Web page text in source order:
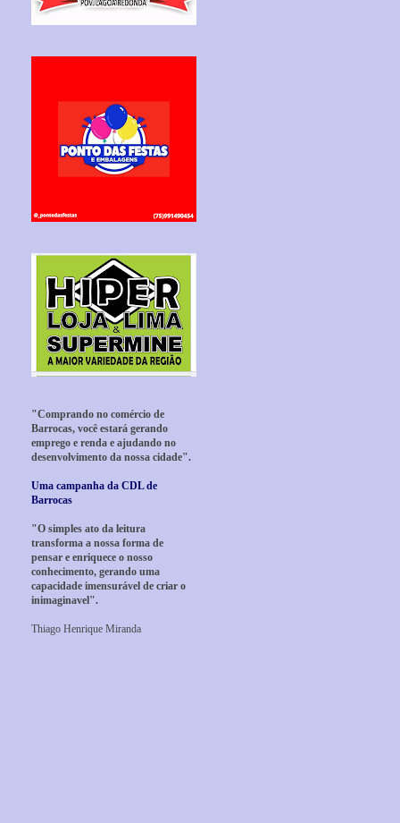
"Comprando no comércio de
Barrocas, você estará gerando
emprego e renda e ajudando no
desenvolvimento da nossa cidade".
Uma campanha da CDL de
Barrocas
"O simples ato da leitura
transforma a nossa forma de
pensar e enriquece o nosso
conhecimento, gerando uma
capacidade imensurável de criar o
inimaginavel".
Thiago Henrique Miranda